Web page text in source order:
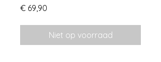
€ 69,90
Niet op voorraad